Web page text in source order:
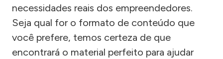
necessidades reais dos empreendedores.
Seja qual for o formato de conteúdo que
você prefere, temos certeza de que
encontrará o material perfeito para ajudar